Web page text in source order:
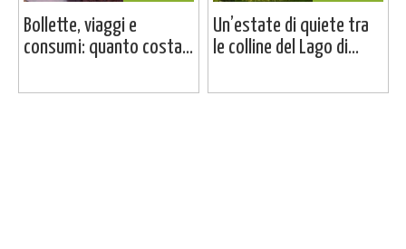
Bollette, viaggi e
consumi: quanto costa...
Un’estate di quiete tra
le colline del Lago di...